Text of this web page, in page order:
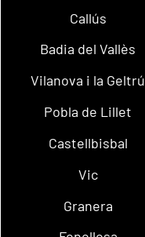
Callús
Badia del Vallès
Vilanova i la Geltrú
Pobla de Lillet
Castellbisbal
Vic
Granera